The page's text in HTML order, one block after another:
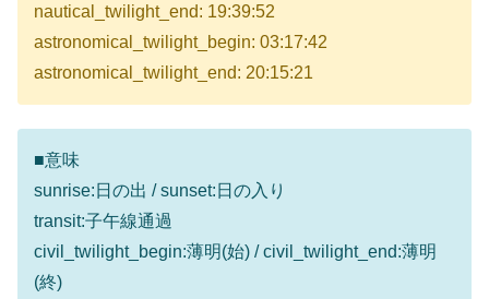
nautical_twilight_end: 19:39:52
astronomical_twilight_begin: 03:17:42
astronomical_twilight_end: 20:15:21
■意味
sunrise:日の出 / sunset:日の入り
transit:子午線通過
civil_twilight_begin:薄明(始) / civil_twilight_end:薄明
(終)